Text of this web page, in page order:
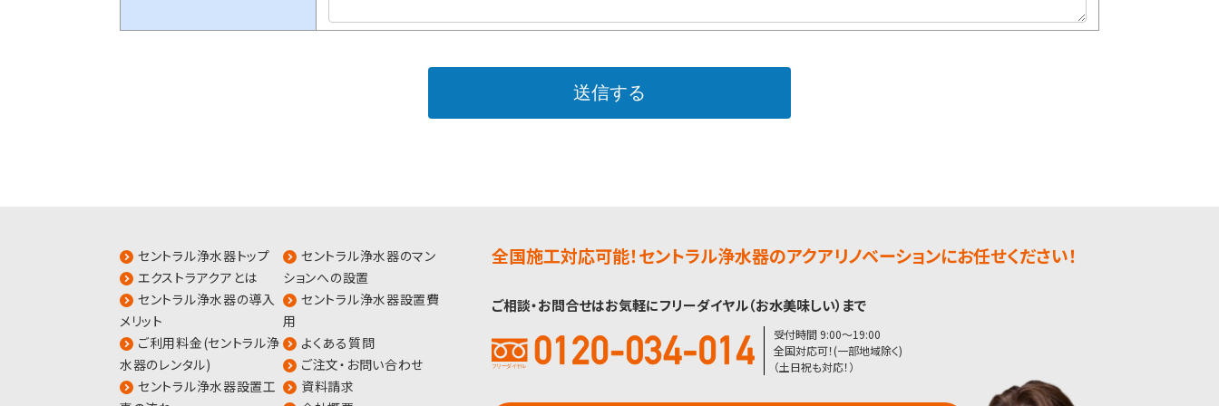
セントラル浄水器トップ
エクストラアクアとは
セントラル浄水器の導入
メリット
ご利用料金(セントラル浄
水器のレンタル)
セントラル浄水器設置工
セントラル浄水器のマン
ションへの設置
セントラル浄水器設置費
用
よくある質問
ご注文・お問い合わせ
資料請求
全国施工対応可能！セントラル浄水器のアクアリノベーションにお任せください！
ご相談・お問合せはお気軽にフリーダイヤル（お水美味しい）まで
受付時間 9:00〜19:00
全国対応可！(一部地域除く)
（土日祝も対応！）